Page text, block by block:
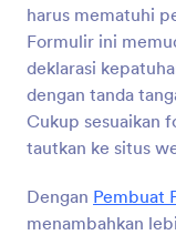
harus mematuhi
Formulir ini
deklarasi
dengan tanda
Cukup sesuaikan
tautkan ke situs
Dengan Pembuat
menambahkan